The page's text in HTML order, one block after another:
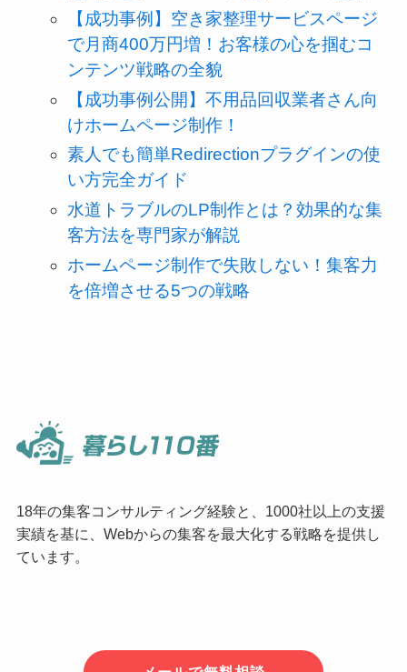
【成功事例】空き家整理サービスページ
で月商400万円増！お客様の心を掴むコ
ンテンツ戦略の全貌
【成功事例公開】不用品回収業者さん向
けホームページ制作！
素人でも簡単Redirectionプラグインの使
い方完全ガイド
水道トラブルのLP制作とは？効果的な集
客方法を専門家が解説
ホームページ制作で失敗しない！集客力
を倍増させる5つの戦略
18年の集客コンサルティング経験と、1000社以上の支援
実績を基に、Webからの集客を最大化する戦略を提供し
ています。